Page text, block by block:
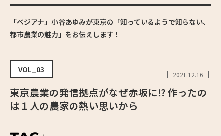
「ベジアナ」小谷あゆみが東京の「知っているようで知らない、
都市農業の魅力」をお伝えします！
VOL_03
2021.12.16
東京農業の発信拠点がなぜ赤坂に⁉ 作ったの
は１人の農家の熱い思いから